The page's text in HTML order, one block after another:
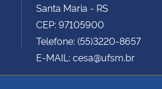
Santa Maria - RS
CEP: 97105900
Telefone: (55)3220-8657
E-MAIL: cesa@ufsm.br